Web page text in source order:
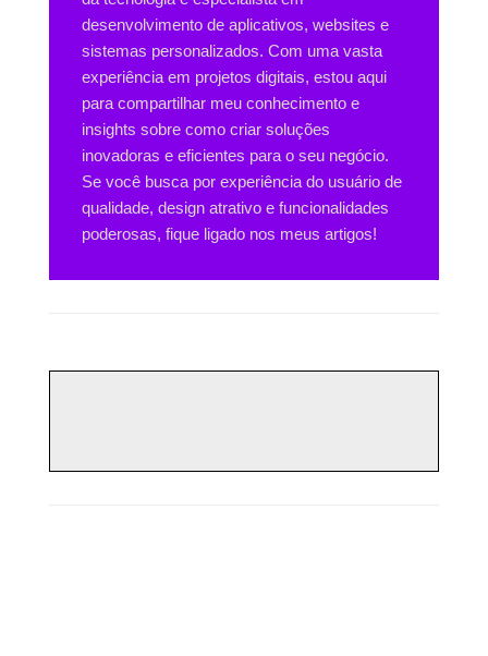
desenvolvimento de aplicativos, websites e
sistemas personalizados. Com uma vasta
experiência em projetos digitais, estou aqui
para compartilhar meu conhecimento e
insights sobre como criar soluções
inovadoras e eficientes para o seu negócio.
Se você busca por experiência do usuário de
qualidade, design atrativo e funcionalidades
poderosas, fique ligado nos meus artigos!